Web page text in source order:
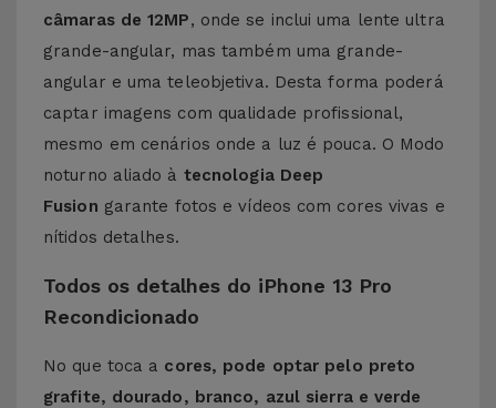
câmaras de 12MP, onde se inclui uma lente ultra
grande-angular, mas também uma grande-
angular e uma teleobjetiva. Desta forma poderá
captar imagens com qualidade profissional,
mesmo em cenários onde a luz é pouca. O Modo
noturno aliado à tecnologia Deep
Fusion garante fotos e vídeos com cores vivas e
nítidos detalhes.
Todos os detalhes do iPhone 13 Pro
Recondicionado
No que toca a cores, pode optar pelo preto
grafite, dourado, branco, azul sierra e verde